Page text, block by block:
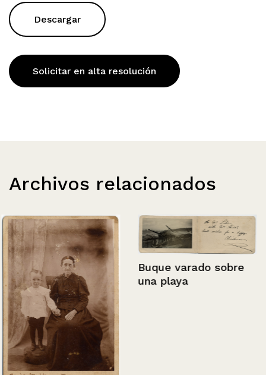
Descargar
Solicitar en alta resolución
Archivos relacionados
Buque varado sobre
una playa